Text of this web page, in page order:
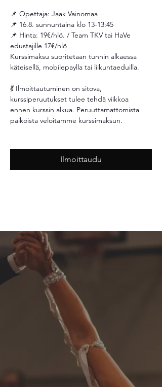
📌 Opettaja: Jaak Vainomaa
📌 16.8. sunnuntaina klo 13-13:45
📌 Hinta: 19€/hlö. / Team TKV tai HaVe
edustajille 17€/hlö
Kurssimaksu suoritetaan tunnin alkaessa
käteisellä, mobilepaylla tai liikuntaeduilla.
💃 Ilmoittautuminen on sitova,
kurssiperuutukset tulee tehdä viikkoa
ennen kurssin alkua. Peruuttamattomista
paikoista veloitamme kurssimaksun.
Ilmoittaudu